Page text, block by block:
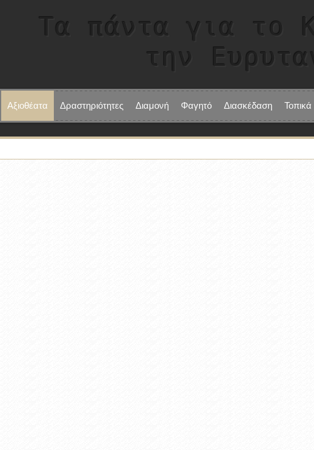
Τα πάντα για το
την
Αξιοθέατα Δραστηριότητες Διαμονή Φαγητό Διασκέδαση Τοπικά